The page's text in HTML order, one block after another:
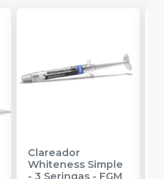
Clareador
Whiteness Simple
- 3 Seringas- FGM